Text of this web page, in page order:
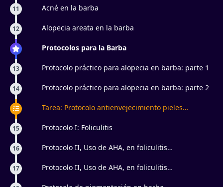
11 Acné en la barba
12 Alopecia areata en la barba
Protocolos para la Barba
13 Protocolo práctico para alopecia en barba: parte 1
14 Protocolo práctico para alopecia en barba: parte 2
Tarea: Protocolo antienvejecimiento pieles
15 Protocolo I: Foliculitis
16
Protocolo II, Uso de AHA, en foliculitis
17
Protocolo II, Uso de AHA, en foliculitis